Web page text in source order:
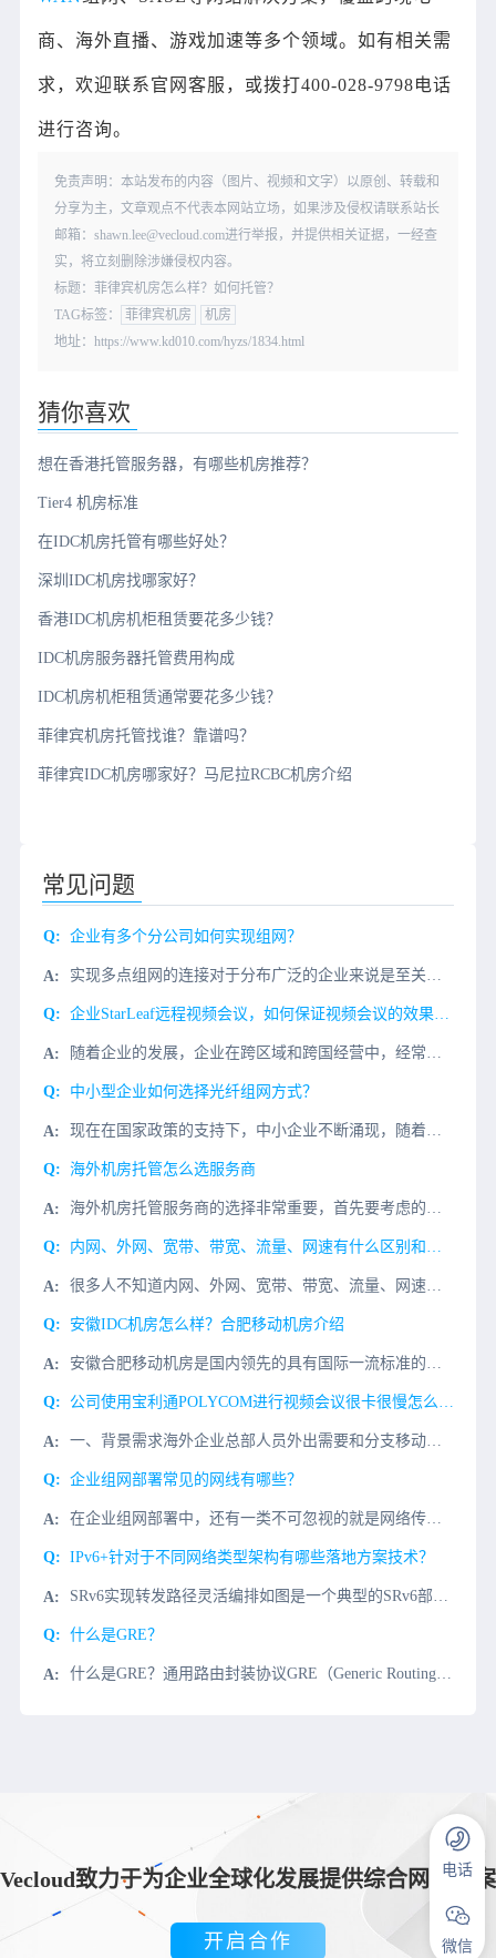
商、海外直播、游戏加速等多个领域。如有相关需
求，欢迎联系官网客服，或拨打400-028-9798电话
进行咨询。
免责声明：本站发布的内容（图片、视频和文字）以原创、转载和
分享为主，文章观点不代表本网站立场，如果涉及侵权请联系站长
邮箱：shawn.lee@vecloud.com进行举报，并提供相关证据，一经查
实，将立刻删除涉嫌侵权内容。
标题：菲律宾机房怎么样？如何托管？
TAG标签：
菲律宾机房
机房
地址：https://www.kd010.com/hyzs/1834.html
猜你喜欢
想在香港托管服务器，有哪些机房推荐？
Tier4 机房标准
在IDC机房托管有哪些好处？
深圳IDC机房找哪家好？
香港IDC机房机柜租赁要花多少钱？
IDC机房服务器托管费用构成
IDC机房机柜租赁通常要花多少钱？
菲律宾机房托管找谁？靠谱吗？
菲律宾IDC机房哪家好？马尼拉RCBC机房介绍
常见问题
企业有多个分公司如何实现组网？
企业StarLeaf远程视频会议，如何保证视频会议的效果和话音的品质?
中小型企业如何选择光纤组网方式？
海外机房托管怎么选服务商
很多人不知道内网、外网、宽带、带宽、流量、网速的区别和联系。今天小编给大家介绍一下。一、带宽和宽带有什么区别？带宽是量词，指网速的大小，比如1Mbps意味着每秒一兆比特，这个值意味着带宽。宽带是一个名
安徽IDC机房怎么样？合肥移动机房介绍
一、背景需求海外企业总部人员外出需要和分支移动办公宝利通POLYCOM视频会议协同办公视频会议，国内同事宝利通POLYCOM视频会议打开很慢，经常视频会议发送失败，希望用宝利通POLYCOM视频会议统
企业组网部署常见的网线有哪些？
在企业组网部署中，还有一类不可忽视的就是网络传输介质了，我们通常称为网线。目前比较常见的网线分细双绞线、光纤光缆、同轴线缆和粗同轴线缆等。1、光纤光缆光纤光缆是新一代的传输介质，与铜质介质相比，光纤无
IPv6+针对于不同网络类型架构有哪些落地方案技术？
什么是GRE？
什么是GRE？通用路由封装协议GRE（Generic Routing Encapsulation）提供了将一种协议的报文封装在另一种协议报文中的机制，是一种隧道封装技术。GRE可以封装组播数据，并可以
Vecloud致力于为企业全球化发展提供综合网络方案
开启合作
电话
微信